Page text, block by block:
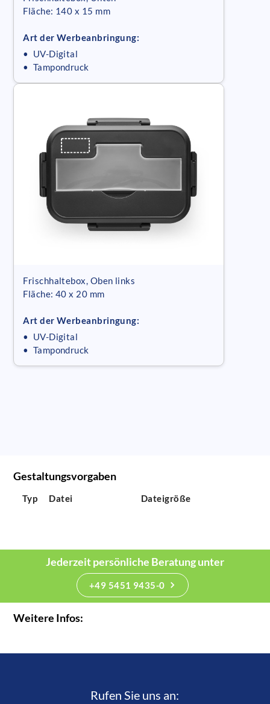
Fläche: 140 x 15 mm
Art der Werbeanbringung:
• UV-Digital
• Tampondruck
Frischhaltebox, Oben links
Fläche: 40 x 20 mm
Art der Werbeanbringung:
• UV-Digital
• Tampondruck
Gestaltungsvorgaben
Typ Datei Dateigröße
Jederzeit persönliche Beratung unter
+49 5451 9435-0
Weitere Infos:
Rufen Sie uns an:­